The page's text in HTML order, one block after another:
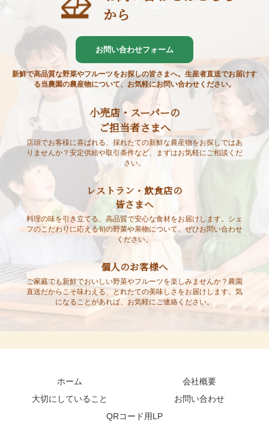
から
お問い合わせフォーム
新鮮で高品質な野菜やフルーツをお探しの皆さまへ。生産者直送でお届けす
る当農園の農産物について、お気軽にお問い合わせください。
小売店・スーパーの
ご担当者さまへ
店頭でお客様に喜ばれる、採れたての新鮮な農産物をお探しではあ
りませんか？安定供給や取引条件など、まずはお気軽にご相談くだ
さい。
レストラン・飲食店の
皆さまへ
料理の味を引き立てる、高品質で安心な食材をお届けします。シェ
フのこだわりに応える旬の野菜や果物について、ぜひお問い合わせ
ください。
個人のお客様へ
ご家庭でも新鮮でおいしい野菜やフルーツを楽しみませんか？農園
直送だからこそ味わえる、とれたての美味しさをお届けします。気
になることがあれば、お気軽にご連絡ください。
ホーム
会社概要
大切にしていること
お問い合わせ
QRコード用LP